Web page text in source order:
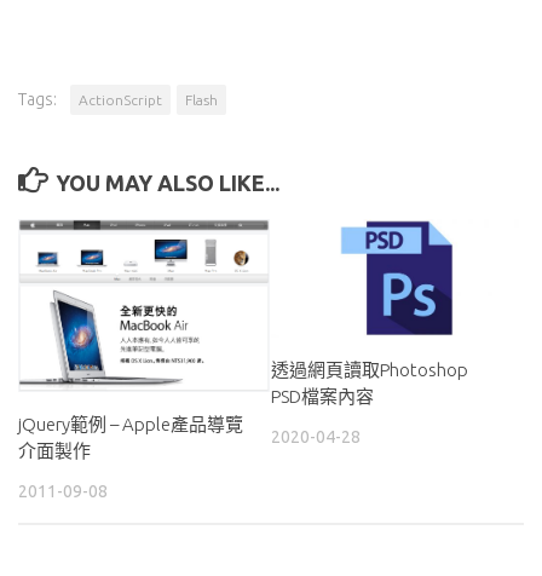
Tags: ActionScript Flash
YOU MAY ALSO LIKE...
jQuery範例 – Apple產品導覽
介面製作
2011-09-08
透過網頁讀取Photoshop
PSD檔案內容
2020-04-28